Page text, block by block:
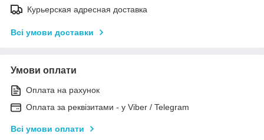
Курьерская адресная доставка
Всі умови доставки
Умови оплати
Оплата на рахунок
Оплата за реквізитами - у Viber / Telegram
Всі умови оплати